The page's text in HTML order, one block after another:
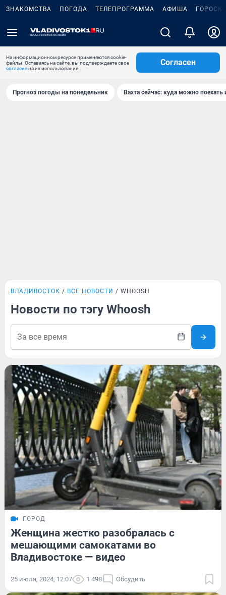
ЗНАКОМСТВА ПОГОДА ТЕЛЕПРОГРАММА АФИША
На информационном ресурсе применяются cookie-
файлы. Оставаясь на сайте, вы подтверждаете свое
согласиена их использование.
Согласен
Прогноз погоды на понедельник Вахта сейчас: куда можно поехать
ВЛАДИВОСТОК ВСЕ НОВОСТИ WHOOSH
Новости по тэгу Whoosh
ГОРОД
Женщина жестко разобралась с
мешающими самокатами во
Владивостоке — видео
25 июля, 2024, 12:07 1 498 Обсудить